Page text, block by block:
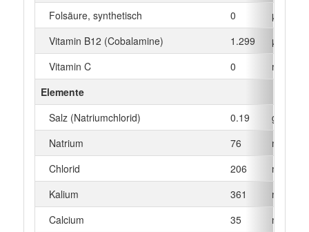
Folsäure, synthetisch
0
µg
Vitamin B12 (Cobalamine)
1.299
µg
Vitamin C
0
mg
Elemente
Salz (Natriumchlorid)
0.19
g
Natrium
76
mg
Chlorid
206
mg
Kalium
361
mg
Calcium
35
mg